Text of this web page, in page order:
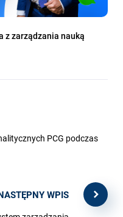
z zarządzania nauką
PCG podczas
WPIS